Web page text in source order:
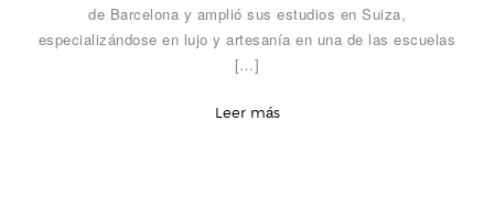
de Barcelona y amplió sus estudios en Suiza,
especializándose en lujo y artesanía en una de las escuelas
[…]
Leer más